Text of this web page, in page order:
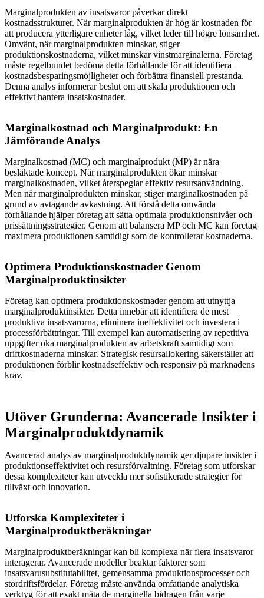
Marginalprodukten av insatsvaror påverkar direkt
kostnadsstrukturer. När marginalprodukten är hög är kostnaden för
att producera ytterligare enheter låg, vilket leder till högre lönsamhet.
Omvänt, när marginalprodukten minskar, stiger
produktionskostnaderna, vilket minskar vinstmarginalerna. Företag
måste regelbundet bedöma detta förhållande för att identifiera
kostnadsbesparingsmöjligheter och förbättra finansiell prestanda.
Denna analys informerar beslut om att skala produktionen och
effektivt hantera insatskostnader.
Marginalkostnad och Marginalprodukt: En
Jämförande Analys
Marginalkostnad (MC) och marginalprodukt (MP) är nära
besläktade koncept. När marginalprodukten ökar minskar
marginalkostnaden, vilket återspeglar effektiv resursanvändning.
Men när marginalprodukten minskar, stiger marginalkostnaden på
grund av avtagande avkastning. Att förstå detta omvända
förhållande hjälper företag att sätta optimala produktionsnivåer och
prissättningsstrategier. Genom att balansera MP och MC kan företag
maximera produktionen samtidigt som de kontrollerar kostnaderna.
Optimera Produktionskostnader Genom
Marginalproduktinsikter
Företag kan optimera produktionskostnader genom att utnyttja
marginalproduktinsikter. Detta innebär att identifiera de mest
produktiva insatsvarorna, eliminera ineffektivitet och investera i
processförbättringar. Till exempel kan automatisering av repetitiva
uppgifter öka marginalprodukten av arbetskraft samtidigt som
driftkostnaderna minskar. Strategisk resursallokering säkerställer att
produktionen förblir kostnadseffektiv och responsiv på marknadens
krav.
Utöver Grunderna: Avancerade Insikter i
Marginalproduktdynamik
Avancerad analys av marginalproduktdynamik ger djupare insikter i
produktionseffektivitet och resursförvaltning. Företag som utforskar
dessa komplexiteter kan utveckla mer sofistikerade strategier för
tillväxt och innovation.
Utforska Komplexiteter i
Marginalproduktberäkningar
Marginalproduktberäkningar kan bli komplexa när flera insatsvaror
interagerar. Avancerade modeller beaktar faktorer som
insatsvarusubstitutabilitet, gemensamma produktionsprocesser och
stordriftsfördelar. Företag måste använda omfattande analytiska
verktyg för att exakt mäta de marginella bidragen från varje